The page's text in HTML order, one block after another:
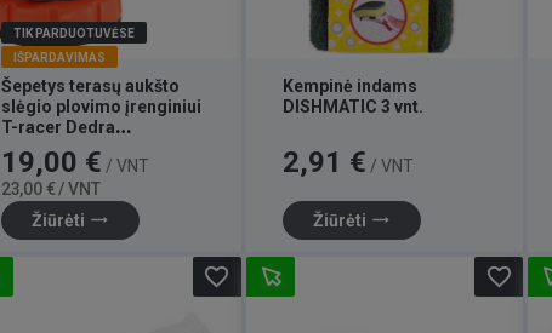
TIK PARDUOTUVĖSE
IŠPARDAVIMAS
Šepetys terasų aukšto
slėgio plovimo įrenginiui
T-racer Dedra
DED882204
Kaina
19,00 € / VNT
23,00 € / VNT
Žiūrėti trending_flat
Kempinė indams
DISHMATIC 3 vnt.
Kaina
2,91 € / VNT
Žiūrėti trending_flat
favorite_border favorite_border